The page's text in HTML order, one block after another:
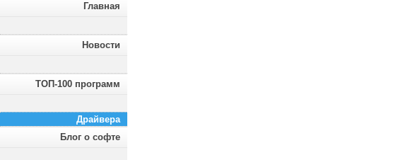
Главная
Новости
ТОП-100 программ
Драйвера
Блог о софте